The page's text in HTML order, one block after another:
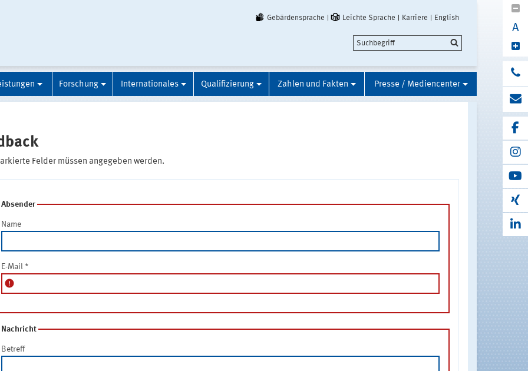
Gebärdensprache Leichte Sprache Karriere English
A
Forschung Internationales Qualifizierung Zahlen und Fakten Presse / Mediencenter
Felder müssen angegeben werden.
Absender
Name
E-Mail *
error
Nachricht
Betreff